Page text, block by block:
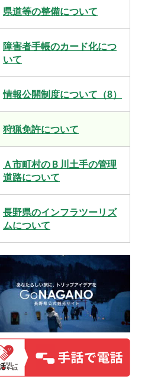
県道等の整備について
障害者手帳のカード化につ
いて
情報公開制度について（8）
狩猟免許について
Ａ市町村のＢ川土手の管理
道路について
長野県のインフラツーリズ
ムについて